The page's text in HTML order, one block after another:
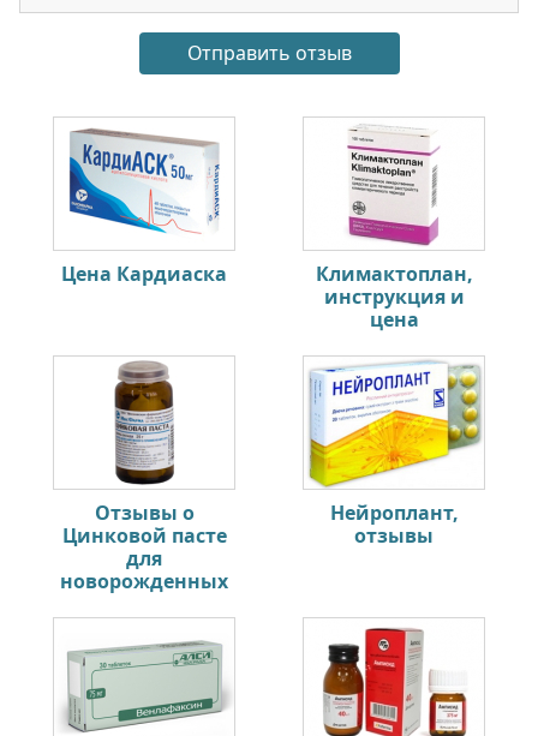
Цена Кардиаска
Климактоплан,
инструкция и
цена
Отзывы о
Цинковой пасте
для
новорожденных
Нейроплант,
отзывы